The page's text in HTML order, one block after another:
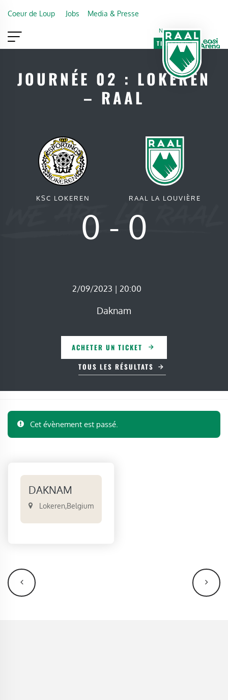
Coeur de Loup Jobs Media & Presse
Newsletter
TICKETING
VIP
FAN SHOP
JOURNÉE 02 : LOKEREN
– RAAL
KSC LOKEREN
0 - 0
RAAL LA LOUVIÈRE
2/09/2023 | 20:00
Daknam
ACHETER UN TICKET
TOUS LES RÉSULTATS
Cet évènement est passé.
DAKNAM
Lokeren,Belgium
ÉVÈNEMENT